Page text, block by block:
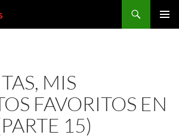
MIS
FAVORITOS EN
15)